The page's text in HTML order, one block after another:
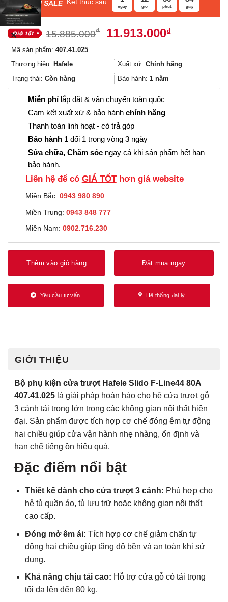
F ASH SALE Kết thúc sau
ngày giờ phút giây
15.885.000₫
Giá
15.885.000₫.
11.913.000₫Giá
là:
Mã sản phẩm: 407.41.025
Thương hiệu: Hafele Xuất xứ: Chính hãng
Trạng thái: Còn hàng Bảo hành: 1 năm
Miễn phílắp đặt & vận chuyển toàn quốc
Cam kết xuất xứ & bảo hành chính hãng
Thanh toán linh hoạt - có trả góp
Bảo hành 1 đổi 1 trong vòng 3 ngày
Sửa chữa, Chăm sóc ngay cả khi sản phẩm hết hạn
bảo hành.
Liên hệ để có GIÁ TỐThơn giá website
Miền Bắc: 0943 980 890
Miền Trung: 0943 848 777
Miền Nam: 0902.716.230
Thêm vào giỏ hàng Đặt mua ngay
Yêu cầu tư vấn Hệ thống đại lý
GIỚI THIỆU
Bộ phụ kiện cửa trượt Hafele Slido F-Line44 80A
407.41.025 là giải pháp hoàn hảo cho hệ cửa trượt gỗ
3 cánh tải trọng lớn trong các không gian nội thất hiện
đại. Sản phẩm được tích hợp cơ chế đóng êm tự động
hai chiều giúp cửa vận hành nhẹ nhàng, ổn định và
hạn chế tiếng ồn hiệu quả.
Đặc điểm nổi bật
Thiết kế dành cho cửa trượt 3 cánh: Phù hợp cho
hệ tủ quần áo, tủ lưu trữ hoặc không gian nội thất
cao cấp.
Đóng mở êm ái: Tích hợp cơ chế giảm chấn tự
động hai chiều giúp tăng độ bền và an toàn khi sử
dụng.
Khả năng chịu tải cao: Hỗ trợ cửa gỗ có tải trọng
tối đa lên đến 80 kg.
✕